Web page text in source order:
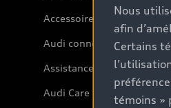
Accessoires
Audi connect
Assistance routière
Audi Care
Nous
afin
Certains
témoins »